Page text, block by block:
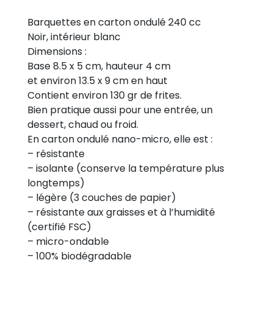
Barquettes en carton ondulé 240 cc
Noir, intérieur blanc
Dimensions :
Base 8.5 x 5 cm, hauteur 4 cm
et environ 13.5 x 9 cm en haut
Contient environ 130 gr de frites.
Bien pratique aussi pour une entrée, un
dessert, chaud ou froid.
En carton ondulé nano-micro, elle est :
– résistante
– isolante (conserve la température plus
longtemps)
– légère (3 couches de papier)
– résistante aux graisses et à l’humidité
(certifié FSC)
– micro-ondable
– 100% biodégradable